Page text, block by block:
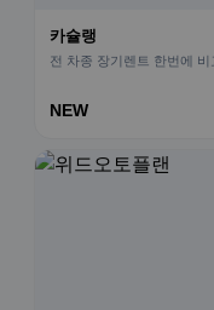
카슐랭
전 차종 장기렌트 한번에 비
NEW